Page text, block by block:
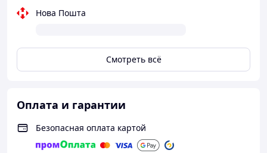
Нова Пошта
Смотреть всё
Оплата и гарантии
Безопасная оплата картой